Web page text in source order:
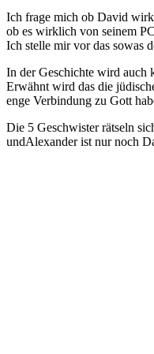
Ich frage mich ob David
ob es wirklich von seinem
Ich stelle mir vor das sowas
In der Geschichte wird auch
Erwähnt wird das die
enge Verbindung zu Gott
Die 5 Geschwister rätseln
undAlexander ist nur noch